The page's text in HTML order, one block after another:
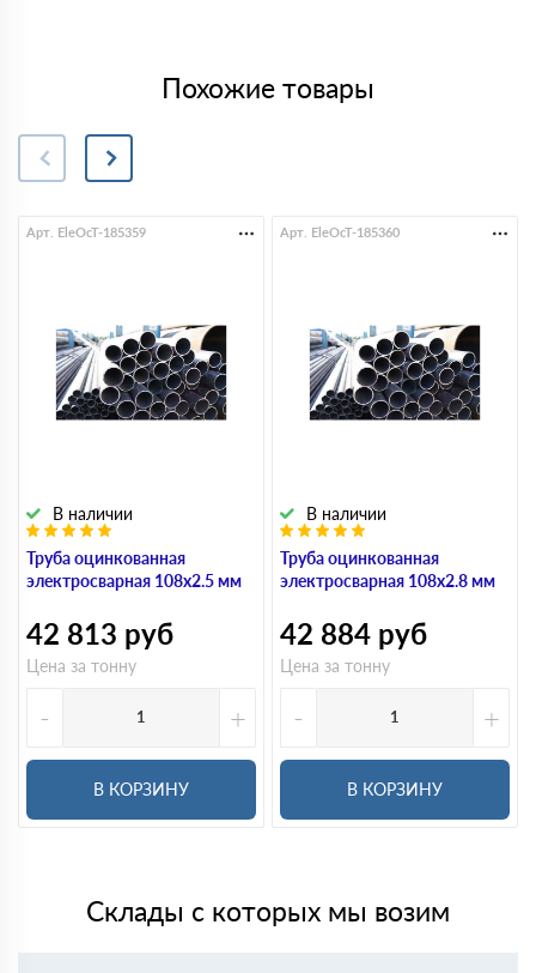
Похожие товары
Труба оцинкованная
электросварная 108х2.5 мм
В наличии
Арт. EleOcT-185359
42 813 руб
Цена за тонну
- +
В КОРЗИНУ
Труба оцинкованная
электросварная 108х2.8 мм
В наличии
Арт. EleOcT-185360
42 884 руб
Цена за тонну
- +
В КОРЗИНУ
Склады с которых мы возим